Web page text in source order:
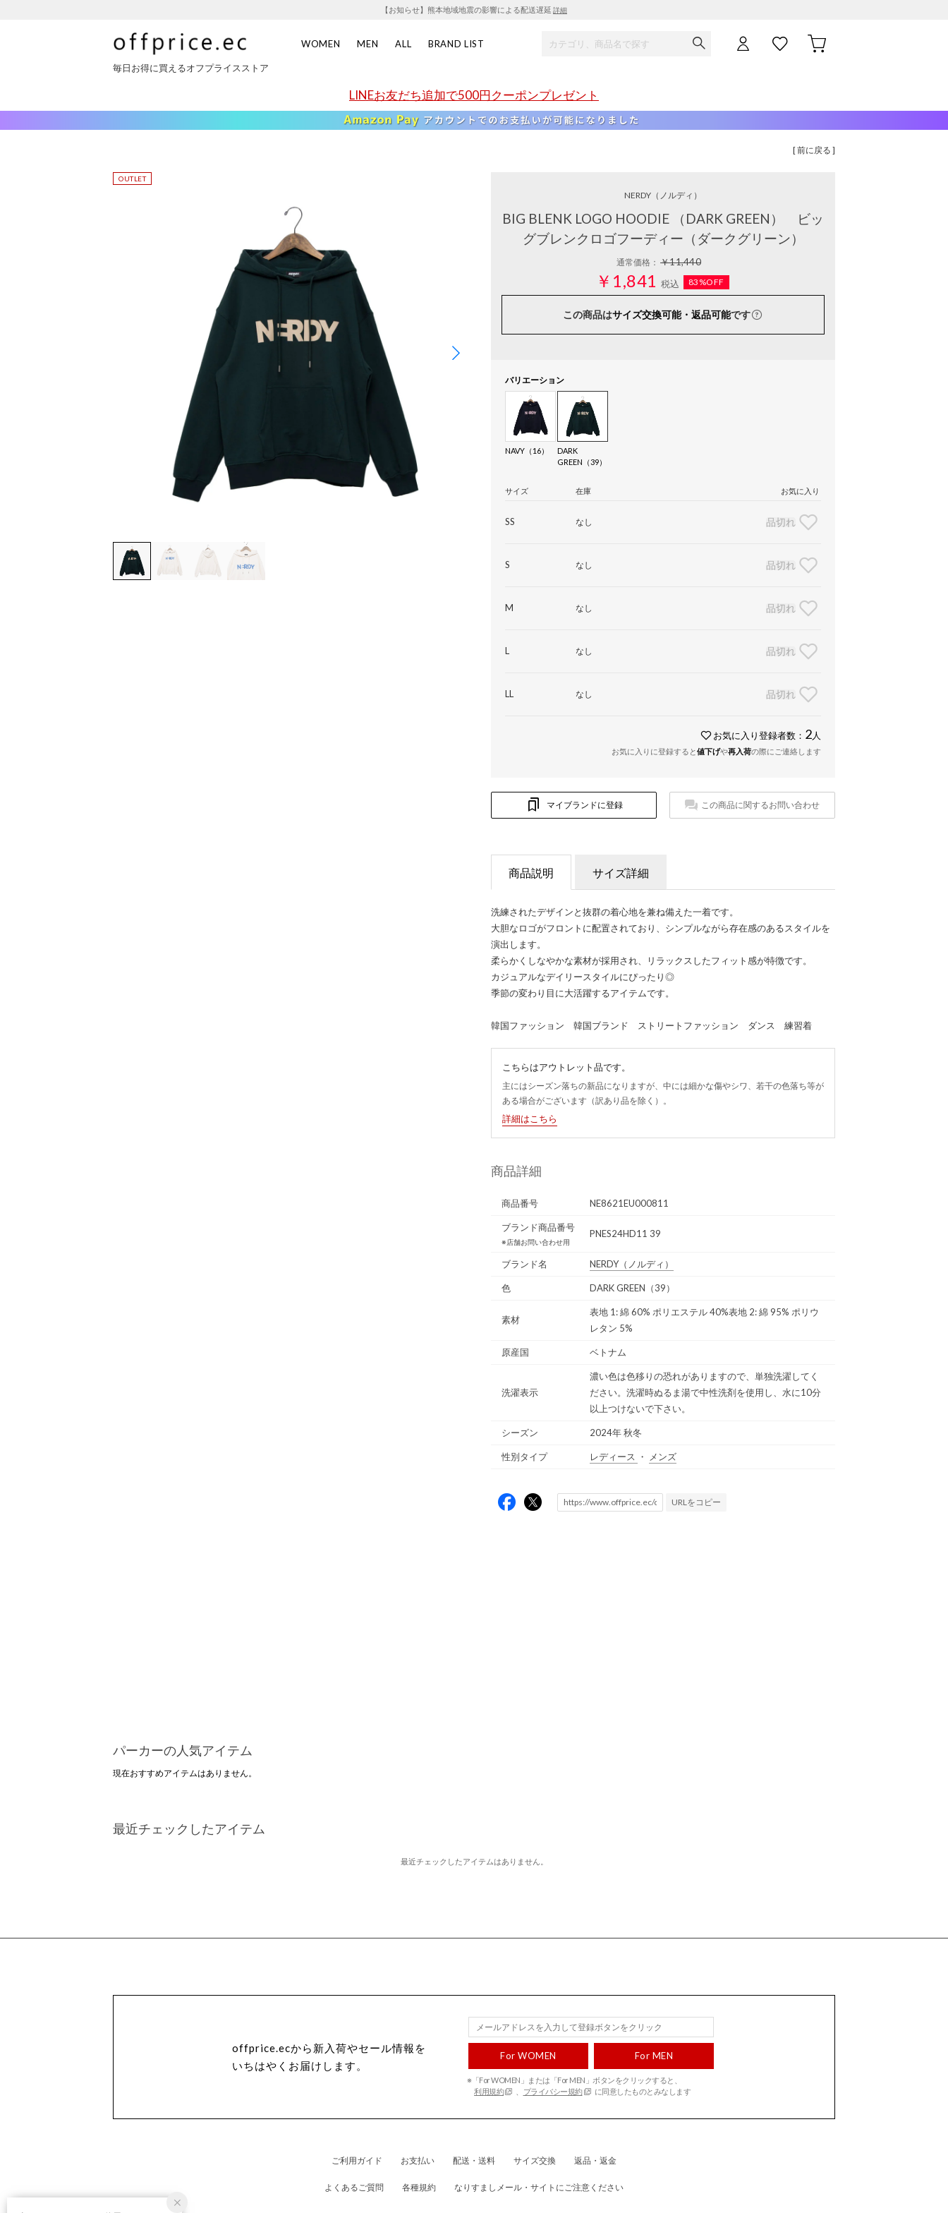
【お知らせ】熊本地域地震の影響による配送遅延 詳細
WOMEN MEN ALL BRAND LIST
毎日お得に買えるオフプライスストア
LINEお友だち追加で500円クーポンプレゼント
[ 前に戻る ]
NERDY （ノルディ）
BIG BLENK LOGO HOODIE （DARK GREEN） ビッ
グブレンクロゴフーディー（ダークグリーン）
通常価格：￥11,440
￥1,841 税込 83%OFF
この商品はサイズ交換可能・返品可能です
バリエーション
NAVY（16）
DARK
GREEN（39）
サイズ 在庫 お気に入り
SS なし 品切れ
S なし 品切れ
M なし 品切れ
L なし 品切れ
LL なし 品切れ
お気に入り登録者数： 2 人
お気に入りに登録すると値下げや再入荷の際にご連絡します
マイブランドに登録 この商品に関するお問い合わせ
商品説明 サイズ詳細
洗練されたデザインと抜群の着心地を兼ね備えた一着です。
大胆なロゴがフロントに配置されており、シンプルながら存在感のあるスタイルを
演出します。
柔らかくしなやかな素材が採用され、リラックスしたフィット感が特徴です。
カジュアルなデイリースタイルにぴったり◎
季節の変わり目に大活躍するアイテムです。
韓国ファッション 韓国ブランド ストリートファッション ダンス 練習着
こちらはアウトレット品です。
主にはシーズン落ちの新品になりますが、中には細かな傷やシワ、若干の色落ち等が
ある場合がございます（訳あり品を除く）。
詳細はこちら
商品詳細
商品番号 NE8621EU000811
ブランド商品番号
※店舗お問い合わせ用
PNES24HD11 39
ブランド名 NERDY（ノルディ）
色 DARK GREEN（39）
素材
表地 1: 綿 60% ポリエステル 40%表地 2: 綿 95% ポリウ
レタン 5%
原産国 ベトナム
洗濯表示
濃い色は色移りの恐れがありますので、単独洗濯してく
ださい。洗濯時ぬるま湯で中性洗剤を使用し、水に10分
以上つけないで下さい。
シーズン 2024年 秋冬
性別タイプ レディース ・ メンズ
URLをコピー
パーカーの人気アイテム
現在おすすめアイテムはありません。
最近チェックしたアイテム
最近チェックしたアイテムはありません。
offprice.ecから新入荷やセール情報を
いちはやくお届けします。
For WOMEN For MEN
※「For WOMEN」または「For MEN」ボタンをクリックすると、
利用規約
プライバシー規約 に同意したものとみなします
ご利用ガイド お支払い 配送・送料 サイズ交換 返品・返金
よくあるご質問 各種規約 なりすましメール・サイトにご注意ください